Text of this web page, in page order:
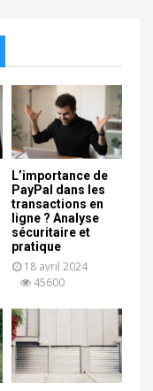
L’importance de
PayPal dans les
transactions en
ligne ? Analyse
sécuritaire et
pratique
18 avril 2024
45600